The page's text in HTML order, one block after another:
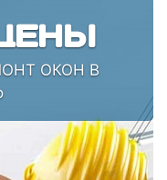
ОКОН В